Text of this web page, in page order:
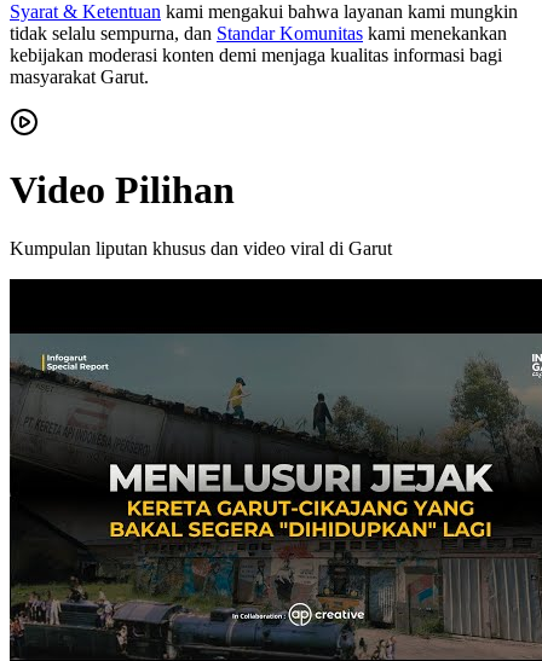
Syarat & Ketentuan kami mengakui bahwa layanan kami mungkin
tidak selalu sempurna, dan Standar Komunitas kami menekankan
kebijakan moderasi konten demi menjaga kualitas informasi bagi
masyarakat Garut.
Video Pilihan
Kumpulan liputan khusus dan video viral di Garut